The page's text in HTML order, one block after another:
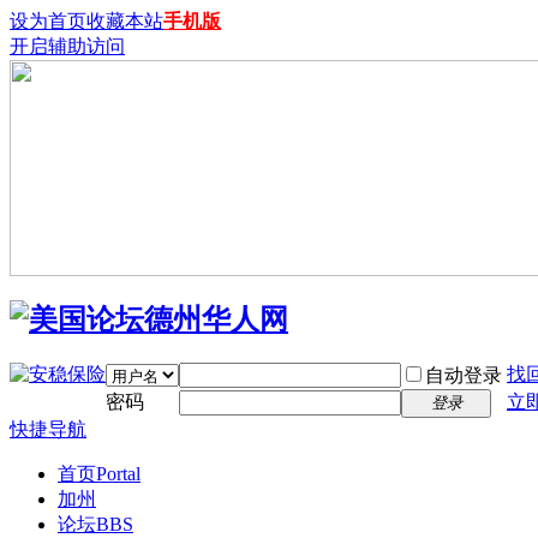
设为首页收藏本站手机版
开启辅助访问
自动登录 找
密码
登录
立
快捷导航
首页Portal
加州
论坛BBS